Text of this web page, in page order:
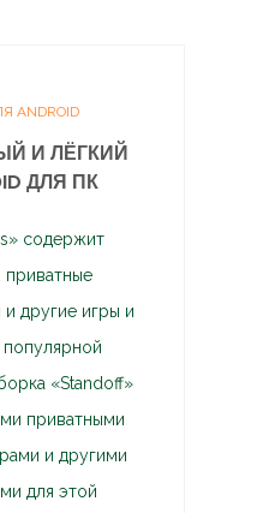
ANDROID
И ЛЁГКИЙ
ДЛЯ ПК
содержит
другие игры и
«Standoff»
приватными
и другими
для этой